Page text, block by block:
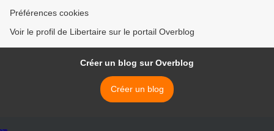
Préférences cookies
Voir le profil de Libertaire sur le portail Overblog
Créer un blog sur Overblog
Créer un blog